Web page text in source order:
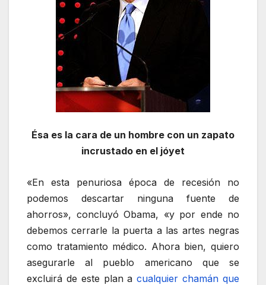
Ésa es la cara de un hombre con un zapato
incrustado en el jóyet
«En esta penuriosa época de recesión no
podemos descartar ninguna fuente de
ahorros», concluyó Obama, «y por ende no
debemos cerrarle la puerta a las artes negras
como tratamiento médico. Ahora bien, quiero
asegurarle al pueblo americano que se
excluirá de este plan acualquier chamán que